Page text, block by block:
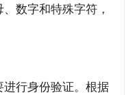
数字和特殊字符，
行身份验证。根据